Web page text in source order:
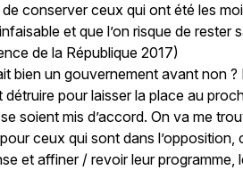
de conserver ceux qui ont été les
et que l’on risque de
de la République 2017)
bien un gouvernement avant non
pour laisser la place au
soient mis d’accord. On va me
ceux qui sont dans
et affiner / revoir leur